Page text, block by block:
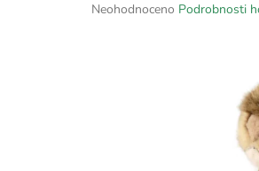
Průměrné
Neohodnoceno Podrobnosti